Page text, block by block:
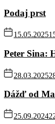
Podaj prst
15.05.2025
Peter Sina:
28.03.2025
Dážď od
25.09.2024